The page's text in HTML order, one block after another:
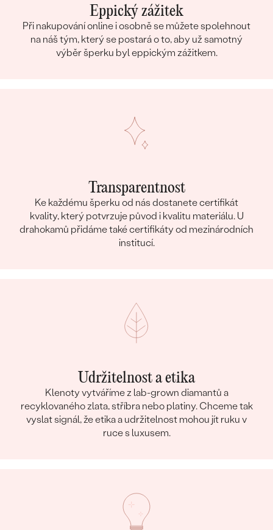
Eppický zážitek
Při nakupování online i osobně se můžete spolehnout
na náš tým, který se postará o to, aby už samotný
výběr šperku byl eppickým zážitkem.
Transparentnost
Ke každému šperku od nás dostanete certifikát
kvality, který potvrzuje původ i kvalitu materiálu. U
drahokamů přidáme také certifikáty od mezinárodních
institucí.
Udržitelnost a etika
Klenoty vytváříme z lab-grown diamantů a
recyklovaného zlata, stříbra nebo platiny. Chceme tak
vyslat signál, že etika a udržitelnost mohou jít ruku v
ruce s luxusem.